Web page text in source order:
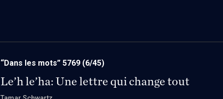
“Dans les mots” 5769 (6/45)
Le’h le’ha: Une lettre qui change tout